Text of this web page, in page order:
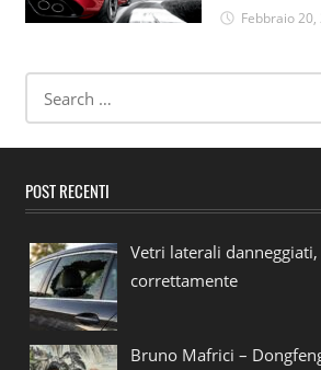
Febbraio 20,
POST RECENTI
Vetri laterali
correttamente
Bruno Mafrici –